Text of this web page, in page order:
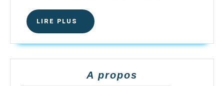
marques
LIRE PLUS
LIRE
PLUS
A propos